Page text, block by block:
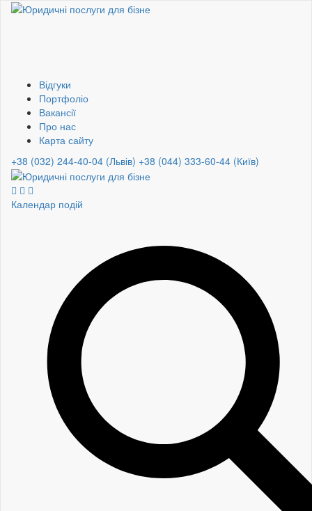
Відгуки
Портфоліо
Вакансії
Про нас
Карта сайту
+38 (032) 244-40-04 (Львів) +38 (044) 333-60-44 (Київ)
Календар подій